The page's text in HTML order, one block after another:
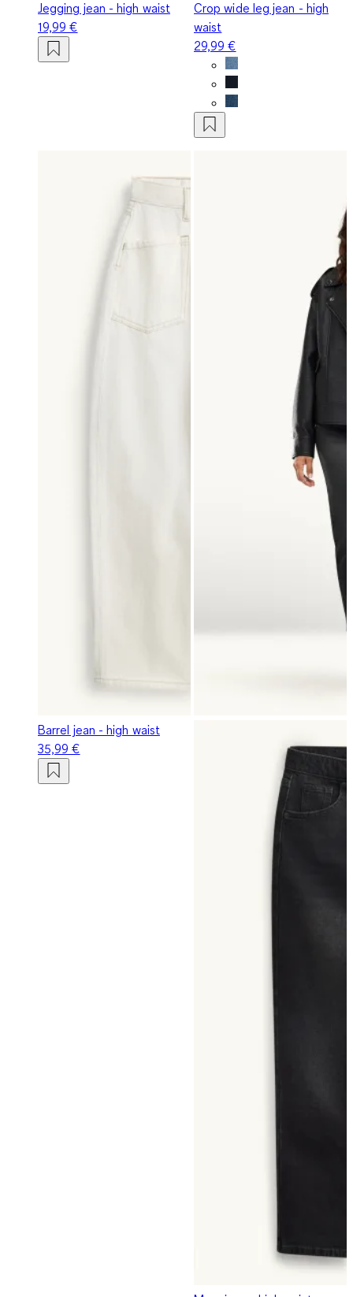
Jegging jean - high waist
19,99 €
Crop wide leg jean - high
waist
29,99 €
Barrel jean - high waist
35,99 €